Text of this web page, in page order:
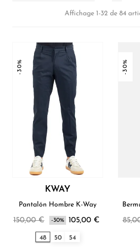
Affichage 1-32 de 84
-30%
KWAY
Pantalón Hombre K-Way
150,00 € -30% 105,00 €
48 50 54
-30%